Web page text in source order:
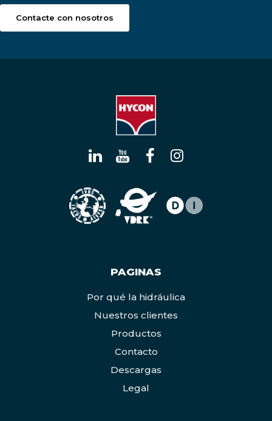
Contacte con nosotros
PAGINAS
Por qué la hidráulica
Nuestros clientes
Productos
Contacto
Descargas
Legal